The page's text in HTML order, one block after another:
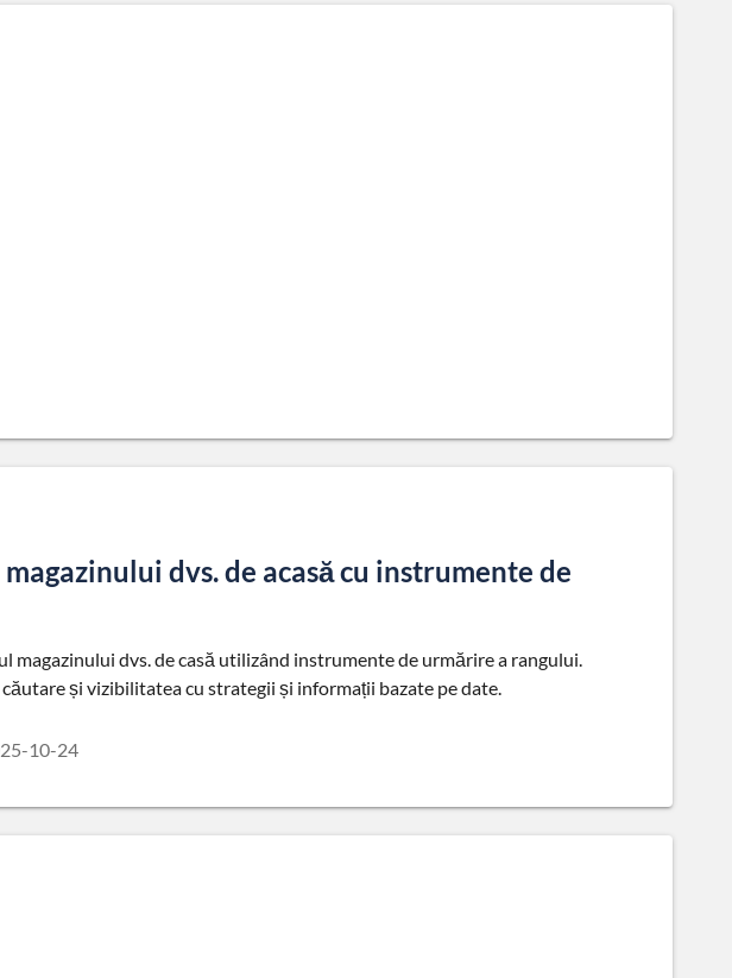
dvs. de acasă cu instrumente de
magazinului dvs. de casă utilizând instrumente de urmărire a rangului.
și vizibilitatea cu strategii și informații bazate pe date.
10-24